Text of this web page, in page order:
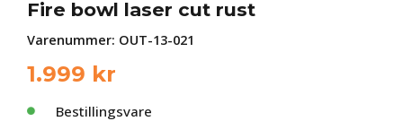
Fire bowl laser cut rust
Varenummer: OUT-13-021
1.999 kr
Bestillingsvare